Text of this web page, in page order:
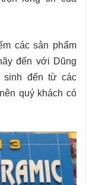
các sản phẩm
đến với Dũng
sinh đến từ các
quý khách có